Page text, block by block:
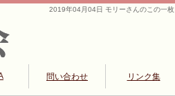
2019年04月04日 モリーさんのこの一枚
問い合わせ リンク集